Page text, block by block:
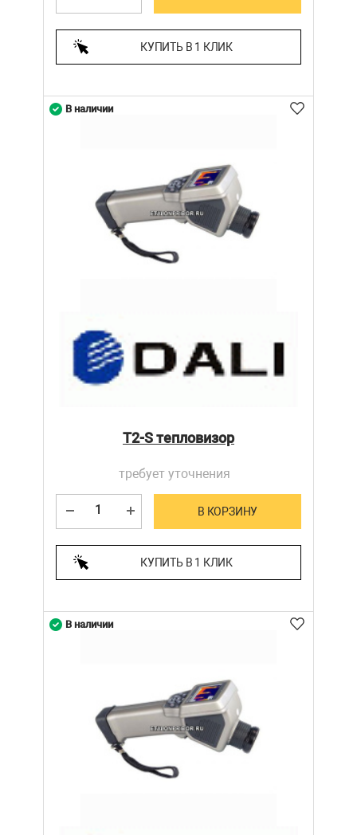
КУПИТЬ В 1 КЛИК
T2-S тепловизор
требует уточнения
В КОРЗИНУ
КУПИТЬ В 1 КЛИК
В наличии
В наличии